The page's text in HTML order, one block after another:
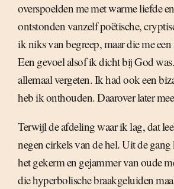
overspoelden me met warme liefde
ontstonden vanzelf poëtische,
ik niks van begreep, maar die me
Een gevoel alsof ik dicht bij God
allemaal vergeten. Ik had ook een
heb ik onthouden. Daarover later
Terwijl de afdeling waar ik lag, dat
negen cirkels van de hel. Uit de
het gekerm en gejammer van oude
die hyperbolische braakgeluiden